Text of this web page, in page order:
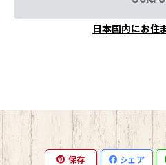
日本国内にお住
保存 シェア